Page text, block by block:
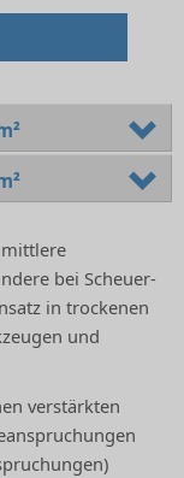
bei Scheuer-
in trockenen
und
verstärkten